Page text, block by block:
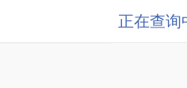
正在查询